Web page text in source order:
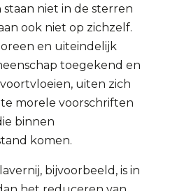
niet in de sterren
ook niet op zichzelf.
en uiteindelijk
toegekend en
uiten zich
morele voorschriften
binnen
komen.
bijvoorbeeld, is in